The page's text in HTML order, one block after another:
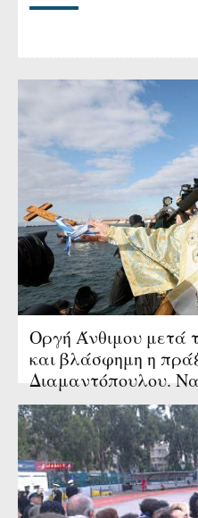
Οργή Άνθιμου μετά
και βλάσφημη η
Διαμαντόπουλου.